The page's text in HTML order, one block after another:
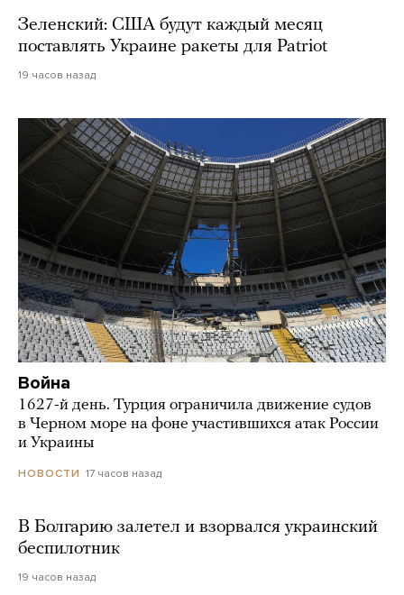
Зеленский: США будут каждый месяц
поставлять Украине ракеты для Patriot
19 часов назад
Война
1627-й день. Турция ограничила движение судов
в Черном море на фоне участившихся атак России
и Украины
НОВОСТИ 17 часов назад
В Болгарию залетел и взорвался украинский
беспилотник
19 часов назад